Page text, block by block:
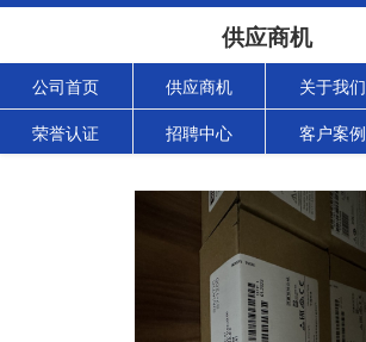
供应商机
公司首页 供应商机 关于我们
荣誉认证 招聘中心 客户案例